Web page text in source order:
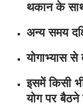
थकान के साथ
अन्य समय
योगाभ्यास
इसमें किसी
योग पर